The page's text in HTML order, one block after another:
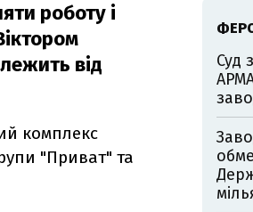
роботу і
від
комплекс
"Приват" та
Суд